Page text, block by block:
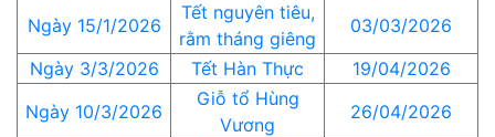
Ngày 15/1/2026
Tết nguyên tiêu,
rằm tháng giêng
03/03/2026
Ngày 3/3/2026
Tết Hàn Thực
19/04/2026
Ngày 10/3/2026
Giỗ tổ Hùng
Vương
26/04/2026